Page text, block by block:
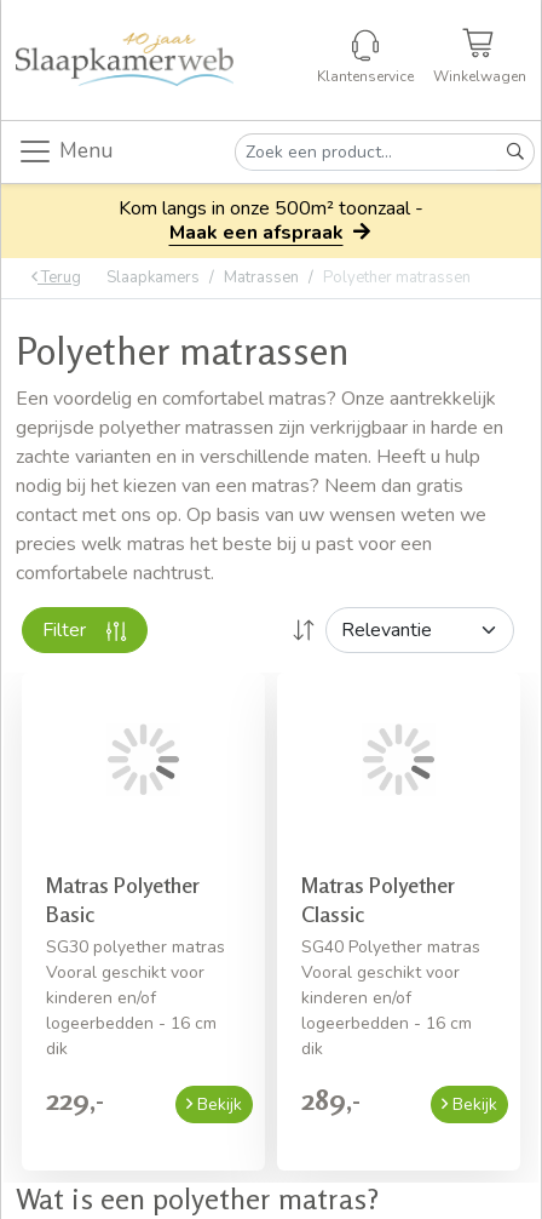
Klantenservice Winkelwagen
Menu
Kom langs in onze 500m² toonzaal -
Maak een afspraak
Terug Slaapkamers Matrassen Polyether matrassen
Polyether matrassen
Een voordelig en comfortabel matras? Onze aantrekkelijk
geprijsde polyether matrassen zijn verkrijgbaar in harde en
zachte varianten en in verschillende maten. Heeft u hulp
nodig bij het kiezen van een matras? Neem dan gratis
contact met ons op. Op basis van uw wensen weten we
precies welk matras het beste bij u past voor een
comfortabele nachtrust.
Filter
Matras Polyether
Basic
SG30 polyether matras
Vooral geschikt voor
kinderen en/of
logeerbedden - 16 cm
dik
229,- Bekijk
Matras Polyether
Classic
SG40 Polyether matras
Vooral geschikt voor
kinderen en/of
logeerbedden - 16 cm
dik
289,- Bekijk
Wat is een polyether matras?